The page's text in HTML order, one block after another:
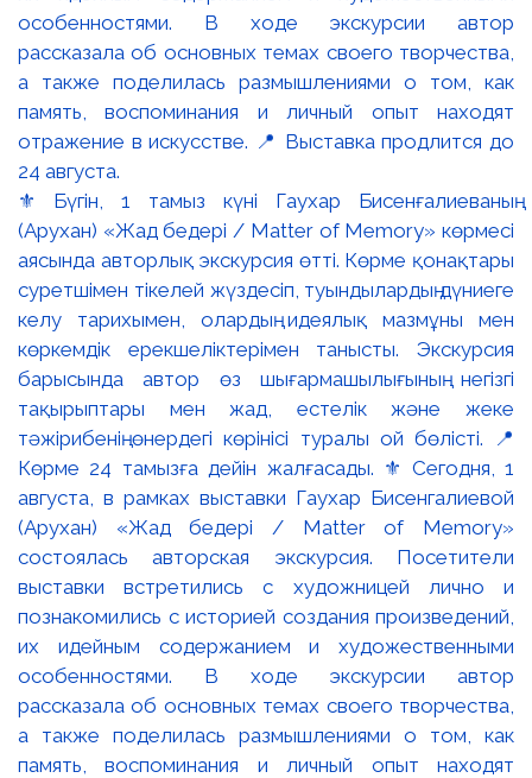
⚜️ Бүгін, 1 тамыз күні Гаухар Бисенғалиеваның
(Арухан) «Жад бедері / Matter of Memory» көрмесі
аясында авторлық экскурсия өтті. Көрме қонақтары
суретшімен тікелей жүздесіп, туындылардың дүниеге
келу тарихымен, олардың идеялық мазмұны мен
көркемдік ерекшеліктерімен танысты. Экскурсия
барысында автор өз шығармашылығының негізгі
тақырыптары мен жад, естелік және жеке
тәжірибенің өнердегі көрінісі туралы ой бөлісті. 📍
Көрме 24 тамызға дейін жалғасады. ⚜️ Сегодня, 1
августа, в рамках выставки Гаухар Бисенгалиевой
(Арухан) «Жад бедері / Matter of Memory»
состоялась авторская экскурсия. Посетители
выставки встретились с художницей лично и
познакомились с историей создания произведений,
их идейным содержанием и художественными
особенностями. В ходе экскурсии автор
рассказала об основных темах своего творчества,
а также поделилась размышлениями о том, как
память, воспоминания и личный опыт находят